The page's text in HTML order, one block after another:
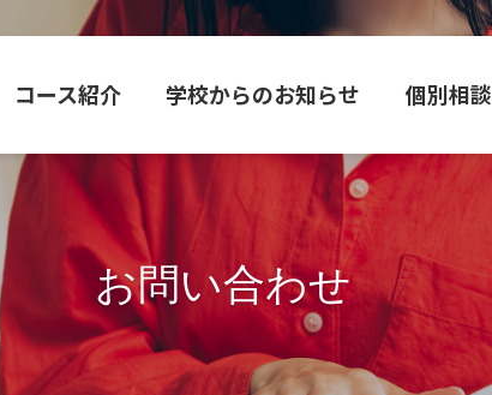
コース紹介 学校からのお知らせ 個別相談
お問い合わせ